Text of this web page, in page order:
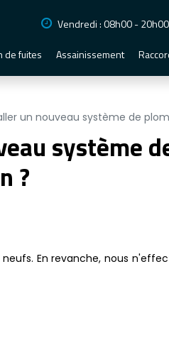
Vendredi : 08h00 - 20h00
de fuites Assainissement
un nouveau système de
système
?
neufs. En revanche, nous